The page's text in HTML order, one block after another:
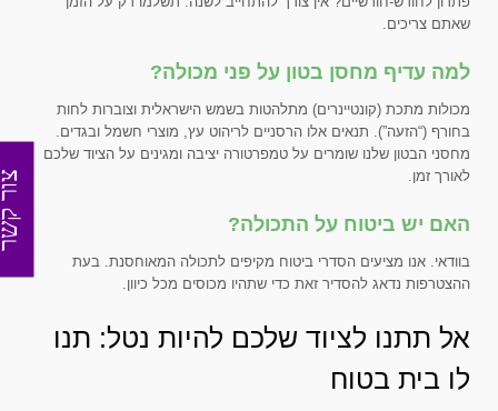
שאתם צריכים.
למה עדיף מחסן בטון על פני מכולה?
מכולות מתכת (קונטיינרים) מתלהטות בשמש הישראלית וצוברות לחות
בחורף (“הזעה”). תנאים אלו הרסניים לריהוט עץ, מוצרי חשמל ובגדים.
מחסני הבטון שלנו שומרים על טמפרטורה יציבה ומגינים על הציוד שלכם
לאורך זמן.
האם יש ביטוח על התכולה?
בוודאי. אנו מציעים הסדרי ביטוח מקיפים לתכולה המאוחסנת. בעת
ההצטרפות נדאג להסדיר זאת כדי שתהיו מכוסים מכל כיוון.
אל תתנו לציוד שלכם להיות נטל: תנו
לו בית בטוח